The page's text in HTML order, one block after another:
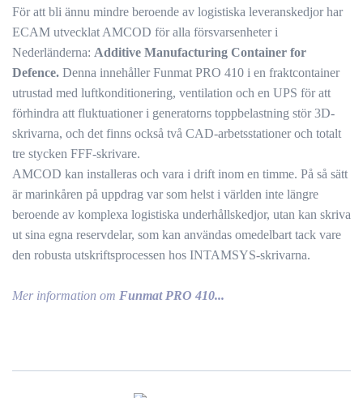
För att bli ännu mindre beroende av logistiska leveranskedjor har
ECAM utvecklat AMCOD för alla försvarsenheter i
Nederländerna: Additive Manufacturing Container for
Defence. Denna innehåller Funmat PRO 410 i en fraktcontainer
utrustad med luftkonditionering, ventilation och en UPS för att
förhindra att fluktuationer i generatorns toppbelastning stör 3D-
skrivarna, och det finns också två CAD-arbetsstationer och totalt
tre stycken FFF-skrivare.
AMCOD kan installeras och vara i drift inom en timme. På så sätt
är marinkåren på uppdrag var som helst i världen inte längre
beroende av komplexa logistiska underhållskedjor, utan kan skriva
ut sina egna reservdelar, som kan användas omedelbart tack vare
den robusta utskriftsprocessen hos INTAMSYS-skrivarna.
Mer information om Funmat PRO 410...